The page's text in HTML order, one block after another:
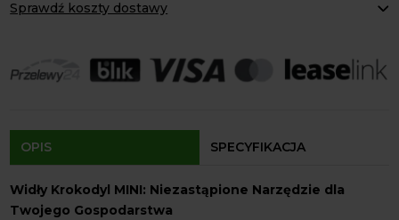
Sprawdź koszty dostawy
Agrol transport: 200 zł
Agrol transport gabaryty: ustalane indywidualnie
Dostępność form dostawy i ceny uzależniona od produktu.
OPIS SPECYFIKACJA
Widły Krokodyl MINI: Niezastąpione Narzędzie dla
Twojego Gospodarstwa